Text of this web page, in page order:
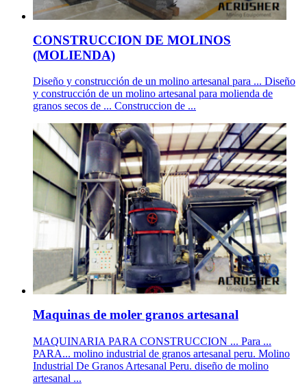
CONSTRUCCION DE MOLINOS
(MOLIENDA)
Diseño y construcción de un molino artesanal para ... Diseño
y construcción de un molino artesanal para molienda de
granos secos de ... Construccion de ...
Maquinas de moler granos artesanal
MAQUINARIA PARA CONSTRUCCION ... Para ...
PARA... molino industrial de granos artesanal peru. Molino
Industrial De Granos Artesanal Peru. diseño de molino
artesanal ...